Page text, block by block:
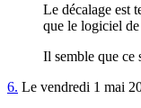
Le décalage est
que le logiciel
Il semble que ce
6. Le vendredi 1 mai